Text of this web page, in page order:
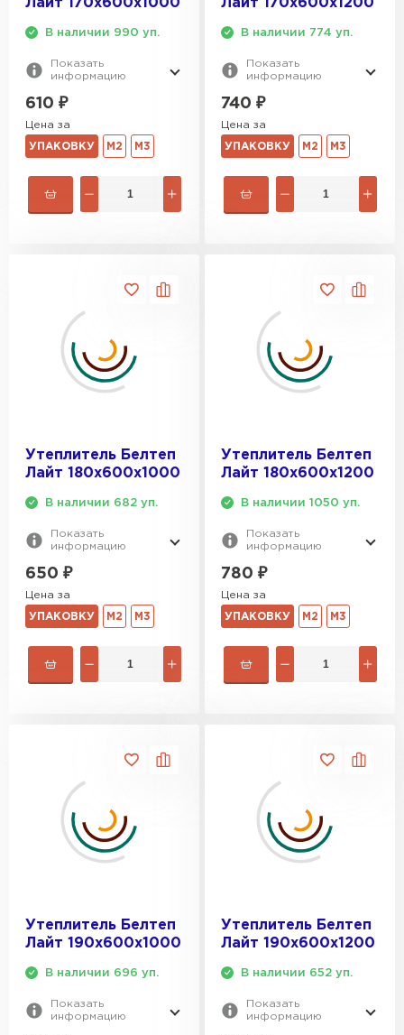
Лайт 170х600х1000
В наличии 990 уп.
Показать
информацию
610 ₽
Цена за
УПАКОВКУ М2 М3
Лайт 170х600х1200
В наличии 774 уп.
Показать
информацию
740 ₽
Цена за
УПАКОВКУ М2 М3
Утеплитель Белтеп
Лайт 180х600х1000
В наличии 682 уп.
Показать
информацию
650 ₽
Цена за
УПАКОВКУ М2 М3
Утеплитель Белтеп
Лайт 180х600х1200
В наличии 1050 уп.
Показать
информацию
780 ₽
Цена за
УПАКОВКУ М2 М3
Утеплитель Белтеп
Лайт 190х600х1000
В наличии 696 уп.
Показать
информацию
Утеплитель Белтеп
Лайт 190х600х1200
В наличии 652 уп.
Показать
информацию